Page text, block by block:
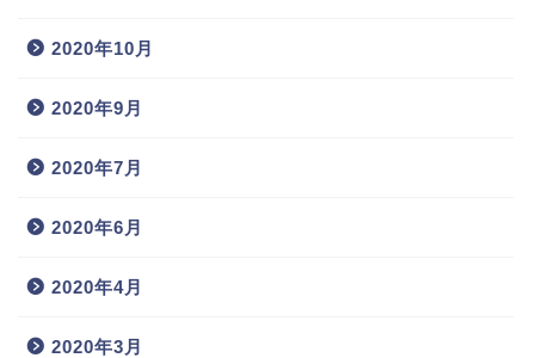
2020年10月
2020年9月
2020年7月
2020年6月
2020年4月
2020年3月